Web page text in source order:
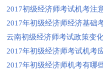
2017初级经济师考试机考注
2017年初级经济师经济基础
云南初级经济师考试政策变
2017年初级经济师考试机考
2017年初级经济师机考有哪